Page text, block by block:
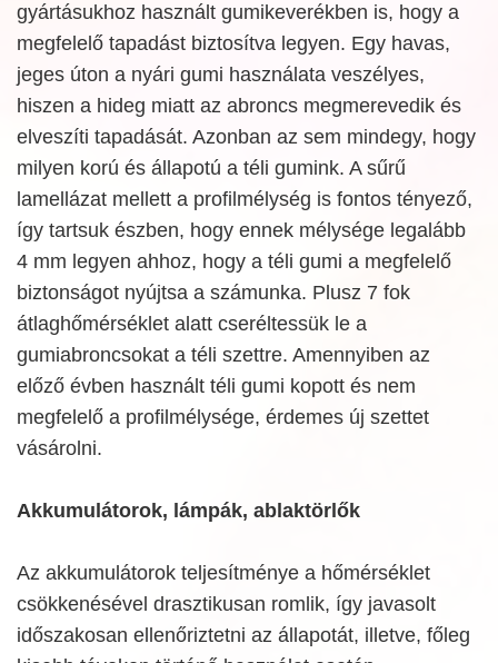
gyártásukhoz használt gumikeverékben is, hogy a
megfelelő tapadást biztosítva legyen. Egy havas,
jeges úton a nyári gumi használata veszélyes,
hiszen a hideg miatt az abroncs megmerevedik és
elveszíti tapadását. Azonban az sem mindegy, hogy
milyen korú és állapotú a téli gumink. A sűrű
lamellázat mellett a profilmélység is fontos tényező,
így tartsuk észben, hogy ennek mélysége legalább
4 mm legyen ahhoz, hogy a téli gumi a megfelelő
biztonságot nyújtsa a számunka. Plusz 7 fok
átlaghőmérséklet alatt cseréltessük le a
gumiabroncsokat a téli szettre. Amennyiben az
előző évben használt téli gumi kopott és nem
megfelelő a profilmélysége, érdemes új szettet
vásárolni.
Akkumulátorok, lámpák, ablaktörlők
Az akkumulátorok teljesítménye a hőmérséklet
csökkenésével drasztikusan romlik, így javasolt
időszakosan ellenőriztetni az állapotát, illetve, főleg